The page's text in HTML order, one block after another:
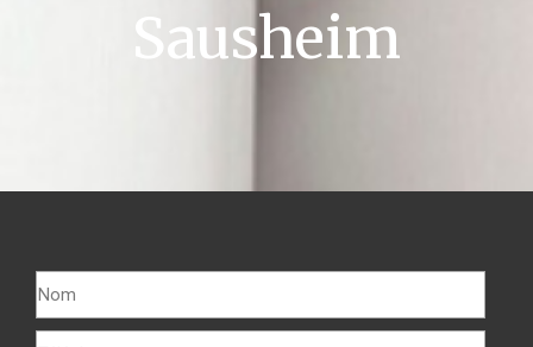
Sausheim